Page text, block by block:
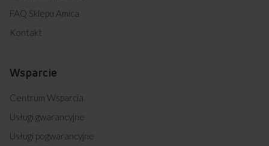
FAQ Sklepu Amica
Kontakt
Wsparcie
Centrum Wsparcia
Usługi gwarancyjne
Usługi pogwarancyjne